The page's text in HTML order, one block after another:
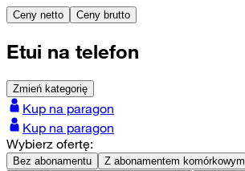
Ceny netto Ceny brutto
Etui na telefon
Zmień kategorię
Kup na paragon
Kup na paragon
Wybierz ofertę:
Bez abonamentu
Z abonamentem komórkowym